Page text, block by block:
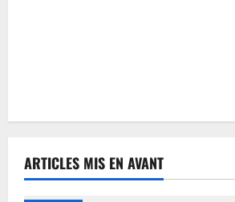
ARTICLES MIS EN AVANT